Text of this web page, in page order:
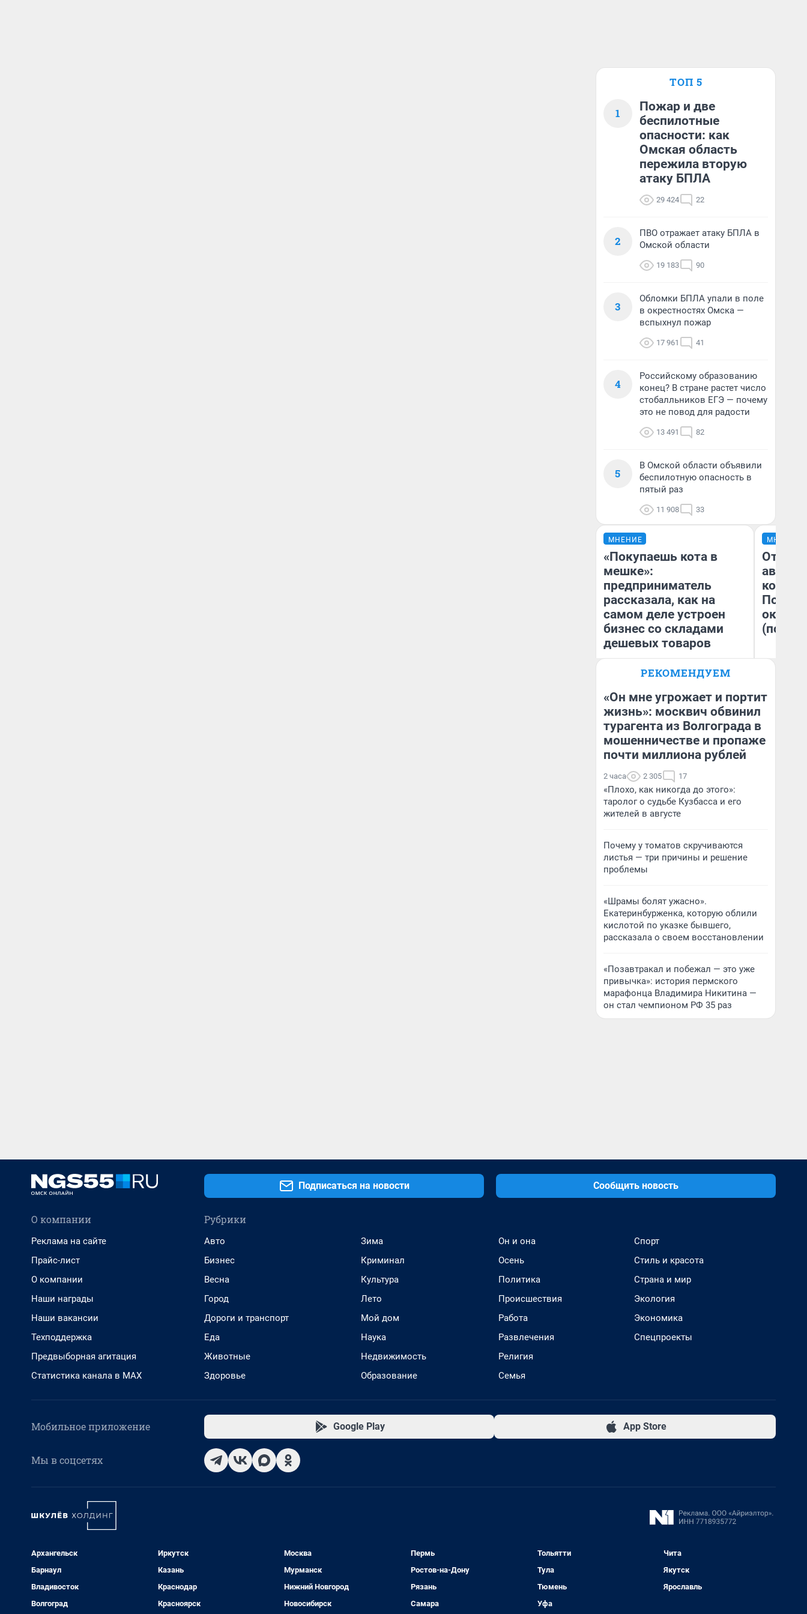
ТОП 5
1
Пожар и две
беспилотные
опасности: как
Омская область
пережила вторую
атаку БПЛА
29 424 22
2
ПВО отражает атаку БПЛА в
Омской области
19 183 90
3
Обломки БПЛА упали в поле
в окрестностях Омска —
вспыхнул пожар
17 961 41
4
Российскому образованию
конец? В стране растет число
стобалльников ЕГЭ — почему
это не повод для радости
13 491 82
5
В Омской области объявили
беспилотную опасность в
пятый раз
11 908 33
МНЕНИЕ
«Покупаешь кота в
мешке»:
предприниматель
рассказала, как на
самом деле устроен
бизнес со складами
дешевых товаров
Наталья Шорохова
деньги соцразвития
МНЕНИЕ
От
(почти
РЕКОМЕНДУЕМ
«Он мне угрожает и портит
жизнь»: москвич обвинил
турагента из Волгограда в
мошенничестве и пропаже
почти миллиона рублей
2 часа 2 305 17
«Плохо, как никогда до этого»:
таролог о судьбе Кузбасса и его
жителей в августе
Почему у томатов скручиваются
листья — три причины и решение
проблемы
«Шрамы болят ужасно».
Екатеринбурженка, которую облили
кислотой по указке бывшего,
рассказала о своем восстановлении
«Позавтракал и побежал — это уже
привычка»: история пермского
марафонца Владимира Никитина —
он стал чемпионом РФ 35 раз
Подписаться на новости Сообщить новость
О компании
Реклама на сайте
Прайс-лист
О компании
Наши награды
Наши вакансии
Техподдержка
Предвыборная агитация
Статистика канала в MAX
Рубрики
Авто
Бизнес
Весна
Город
Дороги и транспорт
Еда
Животные
Здоровье
Зима
Криминал
Культура
Лето
Мой дом
Наука
Недвижимость
Образование
Он и она
Осень
Политика
Происшествия
Работа
Развлечения
Религия
Семья
Спорт
Стиль и красота
Страна и мир
Экология
Экономика
Спецпроекты
Мобильное приложение Google Play App Store
Мы в соцсетях
Архангельск
Барнаул
Владивосток
Волгоград
Иркутск
Казань
Краснодар
Красноярск
Москва
Мурманск
Нижний Новгород
Новосибирск
Пермь
Ростов-на-Дону
Рязань
Самара
Тольятти
Тула
Тюмень
Уфа
Чита
Якутск
Ярославль